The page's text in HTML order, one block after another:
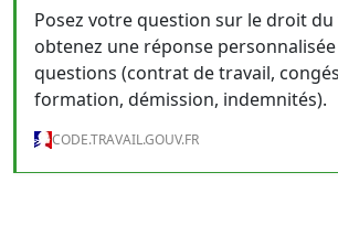
Posez votre question sur le droit
obtenez une réponse personnalisée
questions (contrat de travail,
formation, démission, indemnités).
CODE.TRAVAIL.GOUV.FR